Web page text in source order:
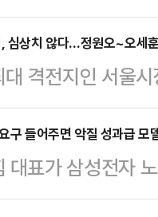
부까지 어느 수준
조는 사측의 의사
전자 측은 "사실
결정적 원인이
18일부터 중앙노
합의에 실패했다
하겠…
심상치 않다…정원오~오세
격전지인 서울
등에 업은 정원
리고 있기 때문이
면서, 오세훈 국민
문가들은 가능성
구 들어주면 악질 성과급 모
대표가 삼성전자
무리한 합의가